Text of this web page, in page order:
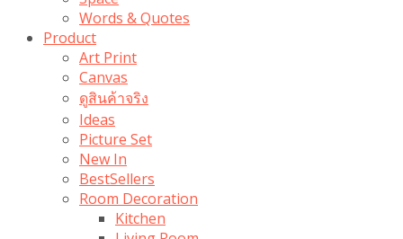
Words & Quotes
Product
Art Print
Canvas
ดูสินค้าจริง
Ideas
Picture Set
New In
BestSellers
Room Decoration
Kitchen